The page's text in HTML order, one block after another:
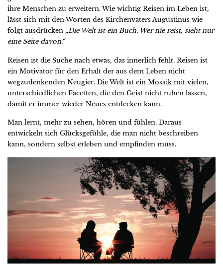
ihre Menschen zu erweitern. Wie wichtig Reisen im Leben ist,
lässt sich mit den Worten des Kirchenvaters Augustinus wie
folgt ausdrücken „Die Welt ist ein Buch. Wer nie reist, sieht nur
eine Seite davon.“
Reisen ist die Suche nach etwas, das innerlich fehlt. Reisen ist
ein Motivator für den Erhalt der aus dem Leben nicht
wegzudenkenden Neugier. Die Welt ist ein Mosaik mit vielen,
unterschiedlichen Facetten, die den Geist nicht ruhen lassen,
damit er immer wieder Neues entdecken kann.
Man lernt, mehr zu sehen, hören und fühlen. Daraus
entwickeln sich Glücksgefühle, die man nicht beschreiben
kann, sondern selbst erleben und empfinden muss.